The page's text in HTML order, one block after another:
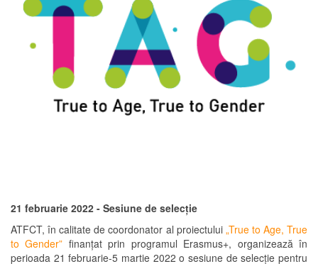
21 februarie 2022 - Sesiune de selecție
ATFCT, în calitate de coordonator al proiectului „True to Age, True
to Gender” finanțat prin programul Erasmus+, organizează în
perioada 21 februarie-5 martie 2022 o sesiune de selecție pentru